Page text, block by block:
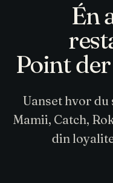
Én
Point der
Uanset hvor du
Mamii, Catch,
din